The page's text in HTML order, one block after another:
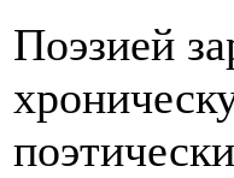
Поэзией